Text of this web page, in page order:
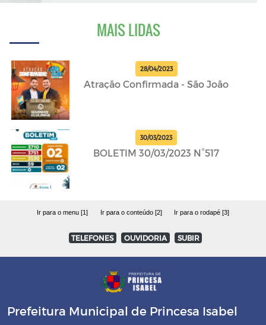
MAIS LIDAS
28/04/2023
Atração Confirmada - São João
30/03/2023
BOLETIM 30/03/2023 N°517
Ir para o menu [1] Ir para o conteúdo [2] Ir para o rodapé [3]
TELEFONES OUVIDORIA SUBIR
Prefeitura Municipal de Princesa Isabel